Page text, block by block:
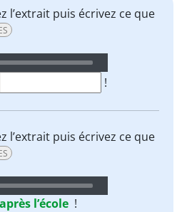
l’extrait puis écrivez ce que
!
l’extrait puis écrivez ce que
après l’école !